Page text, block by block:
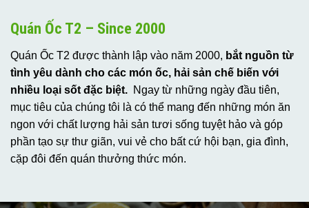
Quán Ốc T2 – Since 2000
Quán Ốc T2 được thành lập vào năm 2000, bắt nguồn từ
tình yêu dành cho các món ốc, hải sản chế biến với
nhiều loại sốt đặc biệt. Ngay từ những ngày đầu tiên,
mục tiêu của chúng tôi là có thể mang đến những món ăn
ngon với chất lượng hải sản tươi sống tuyệt hảo và góp
phần tạo sự thư giãn, vui vẻ cho bất cứ hội bạn, gia đình,
cặp đôi đến quán thưởng thức món.